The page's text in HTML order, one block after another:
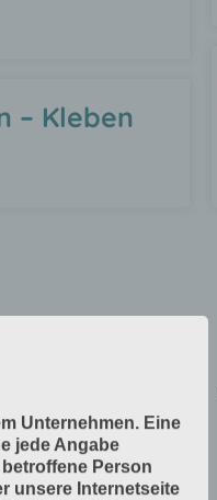
– Kleben
Unternehmen. Eine
jede Angabe
Person
unsere Internetseite